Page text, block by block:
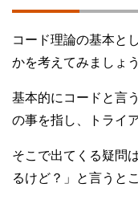
コード理論の基本と
かを考えてみましょう
基本的にコードと言
の事を指し、トライ
そこで出てくる疑問
るけど？」と言うと